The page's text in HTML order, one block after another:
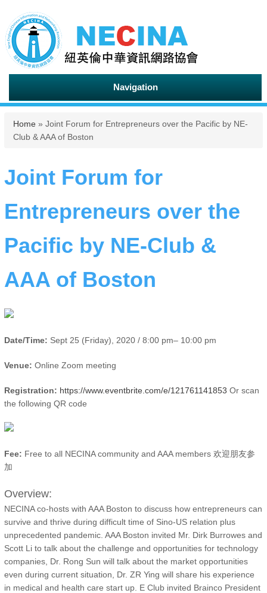
Navigation
You are here
Home » Joint Forum for Entrepreneurs over the Pacific by NE-
Club & AAA of Boston
Joint Forum for
Entrepreneurs over the
Pacific by NE-Club &
AAA of Boston
Date/Time: Sept 25 (Friday), 2020 / 8:00 pm– 10:00 pm
Venue: Online Zoom meeting
Registration: https://www.eventbrite.com/e/121761141853 Or scan
the following QR code
Fee: Free to all NECINA community and AAA members 欢迎朋友参
加
Overview:
NECINA co-hosts with AAA Boston to discuss how entrepreneurs can
survive and thrive during difficult time of Sino-US relation plus
unprecedented pandemic. AAA Boston invited Mr. Dirk Burrowes and
Scott Li to talk about the challenge and opportunities for technology
companies, Dr. Rong Sun will talk about the market opportunities
even during current situation, Dr. ZR Ying will share his experience
in medical and health care start up. E Club invited Brainco President